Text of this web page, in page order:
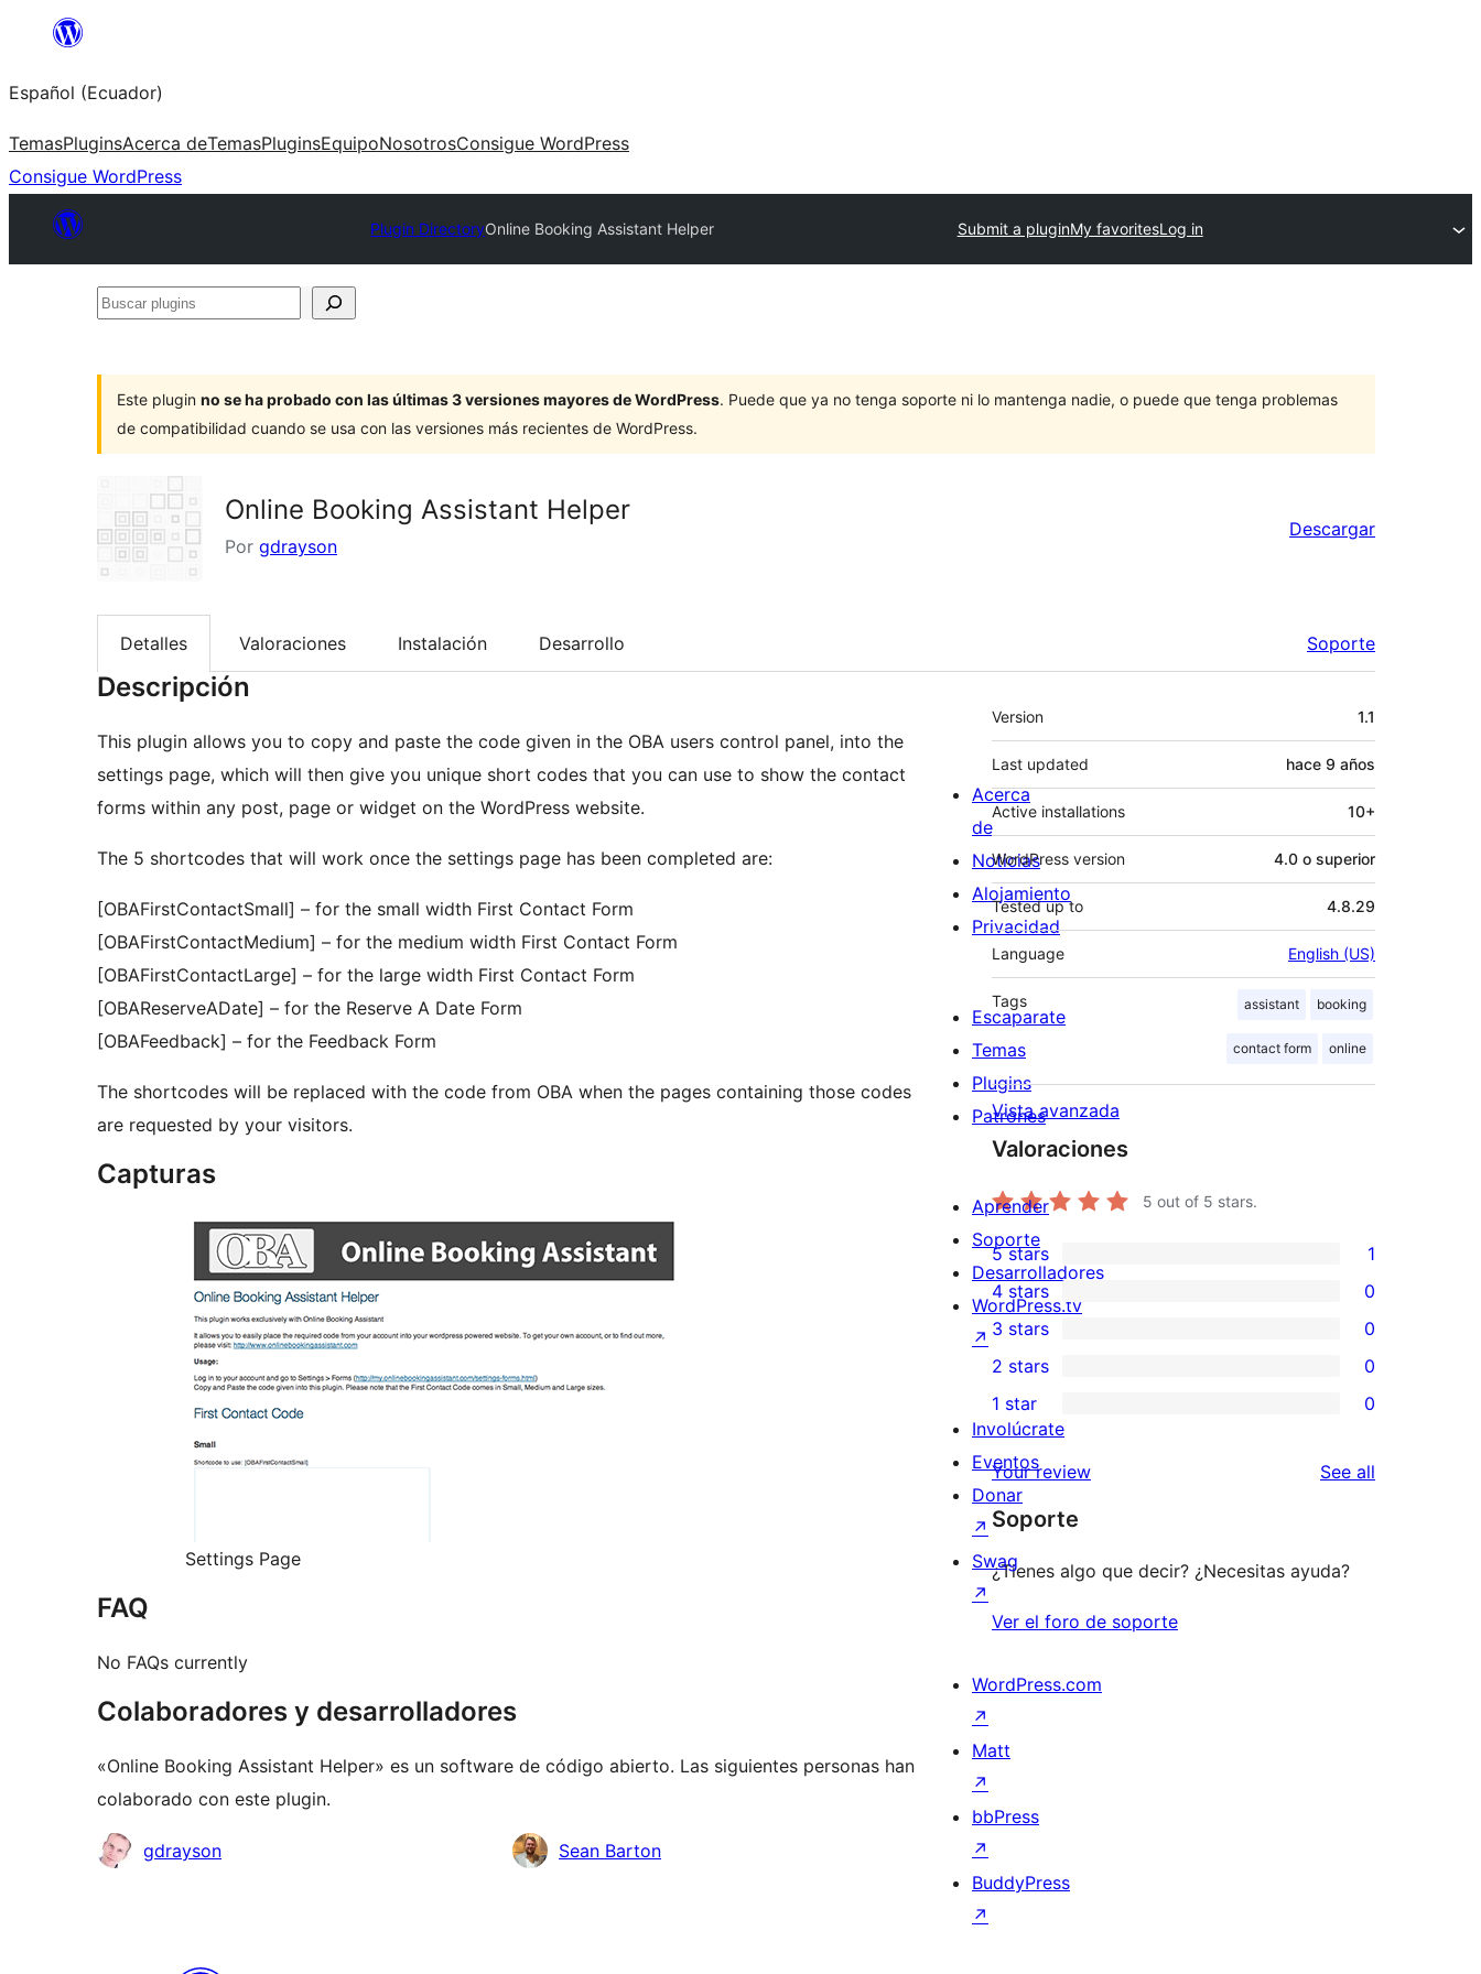
Saltar
contenido
Español (Ecuador)
TemasPluginsAcerca deTemasPluginsEquipoNosotrosConsigue WordPress
Consigue WordPress
Plugin DirectoryOnline Booking Assistant Helper Submit a pluginMy favoritesLog in
Buscar
Este plugin no se ha probado con las últimas 3 versiones mayores de WordPress. Puede que ya no tenga soporte ni lo mantenga nadie, o puede que tenga problemas
de compatibilidad cuando se usa con las versiones más recientes de WordPress.
Online Booking Assistant Helper
Por gdrayson
Descargar
Detalles Valoraciones Instalación Desarrollo Soporte
Descripción
This plugin allows you to copy and paste the code given in the OBA users control panel, into the
settings page, which will then give you unique short codes that you can use to show the contact
forms within any post, page or widget on the WordPress website.
The 5 shortcodes that will work once the settings page has been completed are:
[OBAFirstContactSmall] – for the small width First Contact Form
[OBAFirstContactMedium] – for the medium width First Contact Form
[OBAFirstContactLarge] – for the large width First Contact Form
[OBAReserveADate] – for the Reserve A Date Form
[OBAFeedback] – for the Feedback Form
The shortcodes will be replaced with the code from OBA when the pages containing those codes
are requested by your visitors.
Capturas
Settings Page
FAQ
No FAQs currently
Colaboradores y desarrolladores
«Online Booking Assistant Helper» es un software de código abierto. Las siguientes personas han
colaborado con este plugin.
Colaboradores
gdrayson Sean Barton
Meta
Version 1.1
Last updated hace 9 años
Active installations 10+
WordPress version 4.0 o superior
Tested up to 4.8.29
Language English (US)
Tags assistant booking
contact form online
Vista avanzada
Valoraciones
5 out of 5 stars.
1
5-
star
review
5 stars 1
0
4-
star
reviews
4 stars 0
0
3-
star
reviews
3 stars 0
2-
reviews
2 stars 0
star
reviews
1 star 0
Your review See all
Soporte
¿Tienes algo que decir? ¿Necesitas ayuda?
Ver el foro de soporte
Acerca
de
Noticias
Alojamiento
Privacidad
Escaparate
Temas
Plugins
Patrones
Aprender
Soporte
Desarrolladores
WordPress.tv
↗
Involúcrate
Eventos
Donar
↗
Swag
↗
WordPress.com
↗
Matt
↗
bbPress
↗
BuddyPress
↗